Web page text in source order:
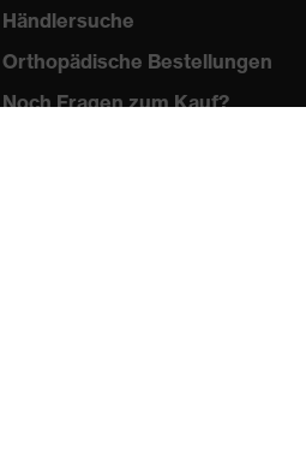
Händlersuche
Orthopädische Bestellungen
Noch Fragen zum Kauf?